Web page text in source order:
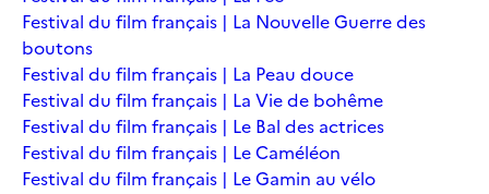
Festival du film français | La Nouvelle Guerre des
boutons
Festival du film français | La Peau douce
Festival du film français | La Vie de bohême
Festival du film français | Le Bal des actrices
Festival du film français | Le Caméléon
Festival du film français | Le Gamin au vélo